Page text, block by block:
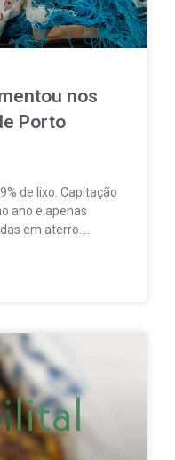
nos
Porto
de lixo. Capitação
ano e apenas
em aterro.